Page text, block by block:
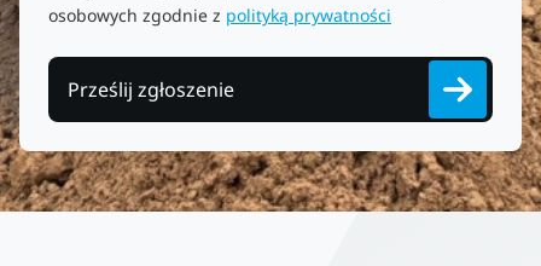
osobowych zgodnie z polityką prywatności
Prześlij zgłoszenie